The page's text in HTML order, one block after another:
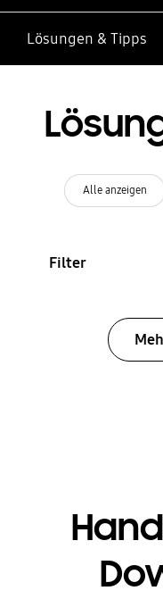
Lösungen & Tipps
Alle anzeigen
Filter